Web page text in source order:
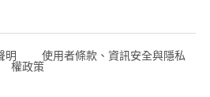
明 使用者條款、資訊安全與隱私
權政策